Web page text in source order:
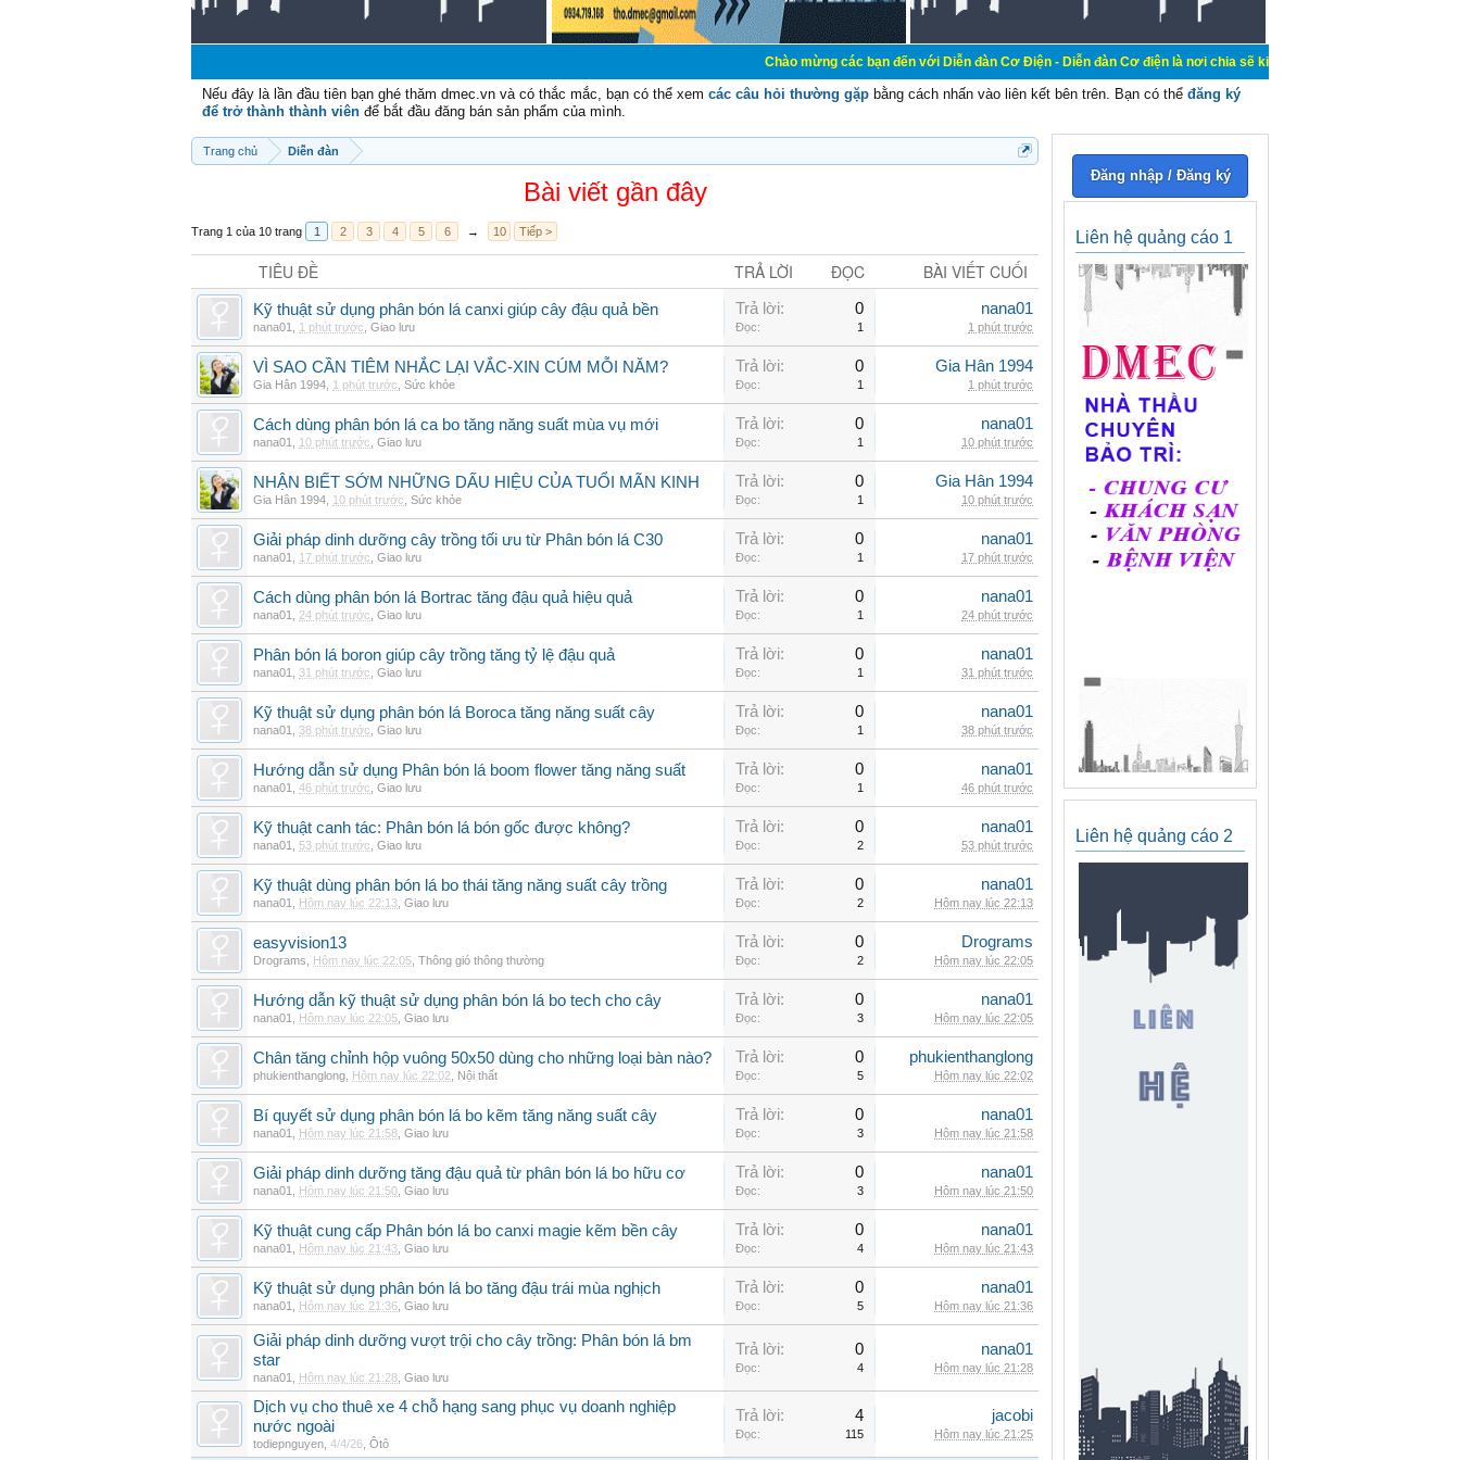
Chào mừng các bạn đến với Diễn đàn Cơ Điện - Diễn đàn Cơ điện là nơi chia sẽ kiến thức kinh nghiệm trong lãnh vực cơ
Nếu đây là lần đầu tiên bạn ghé thăm dmec.vn và có thắc mắc, bạn có thể xem các câu hỏi thường gặp bằng cách nhấn vào liên kết bên trên. Bạn có thể đăng ký
để trở thành thành viên để bắt đầu đăng bán sản phẩm của mình.
Trang chủ Diễn đàn
Bài viết gần đây
Trang 1 của 10 trang 1 2 3 4 5 6 → 10 Tiếp >
TIÊU ĐỀ TRẢ LỜI ĐỌC BÀI VIẾT CUỐI
Kỹ thuật sử dụng phân bón lá canxi giúp cây đậu quả bền
nana01 1 phút trước Giao lưu
Trả lời: 0
Đọc: 1
nana01
1 phút trước
VÌ SAO CẦN TIÊM NHẮC LẠI VẮC-XIN CÚM MỖI NĂM?
Gia Hân 1994 1 phút trước Sức khỏe
Trả lời: 0
Đọc: 1
Gia Hân 1994
1 phút trước
Cách dùng phân bón lá ca bo tăng năng suất mùa vụ mới
nana01 10 phút trước Giao lưu
Trả lời: 0
Đọc: 1
nana01
10 phút trước
NHẬN BIẾT SỚM NHỮNG DẤU HIỆU CỦA TUỔI MÃN KINH
Gia Hân 1994 10 phút trước Sức khỏe
Trả lời: 0
Đọc: 1
Gia Hân 1994
10 phút trước
Giải pháp dinh dưỡng cây trồng tối ưu từ Phân bón lá C30
nana01 17 phút trước Giao lưu
Trả lời: 0
Đọc: 1
nana01
17 phút trước
Cách dùng phân bón lá Bortrac tăng đậu quả hiệu quả
nana01 24 phút trước Giao lưu
Trả lời: 0
Đọc: 1
nana01
24 phút trước
Phân bón lá boron giúp cây trồng tăng tỷ lệ đậu quả
nana01 31 phút trước Giao lưu
Trả lời: 0
Đọc: 1
nana01
31 phút trước
Kỹ thuật sử dụng phân bón lá Boroca tăng năng suất cây
nana01 38 phút trước Giao lưu
Trả lời: 0
Đọc: 1
nana01
38 phút trước
Hướng dẫn sử dụng Phân bón lá boom flower tăng năng suất
nana01 46 phút trước Giao lưu
Trả lời: 0
Đọc: 1
nana01
46 phút trước
Kỹ thuật canh tác: Phân bón lá bón gốc được không?
nana01 53 phút trước Giao lưu
Trả lời: 0
Đọc: 2
nana01
53 phút trước
Kỹ thuật dùng phân bón lá bo thái tăng năng suất cây trồng
nana01 Hôm nay lúc 22:13 Giao lưu
Trả lời: 0
Đọc: 2
nana01
Hôm nay lúc 22:13
easyvision13
Drograms Hôm nay lúc 22:05 Thông gió thông thường
Trả lời: 0
Đọc: 2
Drograms
Hôm nay lúc 22:05
Hướng dẫn kỹ thuật sử dụng phân bón lá bo tech cho cây
nana01 Hôm nay lúc 22:05 Giao lưu
Trả lời: 0
Đọc: 3
nana01
Hôm nay lúc 22:05
Chân tăng chỉnh hộp vuông 50x50 dùng cho những loại bàn nào?
phukienthanglong Hôm nay lúc 22:02 Nội thất
Trả lời: 0
Đọc: 5
phukienthanglong
Hôm nay lúc 22:02
Bí quyết sử dụng phân bón lá bo kẽm tăng năng suất cây
nana01 Hôm nay lúc 21:58 Giao lưu
Trả lời: 0
Đọc: 3
nana01
Hôm nay lúc 21:58
Giải pháp dinh dưỡng tăng đậu quả từ phân bón lá bo hữu cơ
nana01 Hôm nay lúc 21:50 Giao lưu
Trả lời: 0
Đọc: 3
nana01
Hôm nay lúc 21:50
Kỹ thuật cung cấp Phân bón lá bo canxi magie kẽm bền cây
nana01 Hôm nay lúc 21:43 Giao lưu
Trả lời: 0
Đọc: 4
nana01
Hôm nay lúc 21:43
Kỹ thuật sử dụng phân bón lá bo tăng đậu trái mùa nghịch
nana01 Hôm nay lúc 21:36 Giao lưu
Trả lời: 0
Đọc: 5
nana01
Hôm nay lúc 21:36
Giải pháp dinh dưỡng vượt trội cho cây trồng: Phân bón lá bm
star
nana01 Hôm nay lúc 21:28 Giao lưu
Trả lời: 0
Đọc: 4
nana01
Hôm nay lúc 21:28
Dịch vụ cho thuê xe 4 chỗ hạng sang phục vụ doanh nghiệp
nước ngoài
todiepnguyen 4/4/26 Ôtô
Trả lời: 4
Đọc: 115
jacobi
Hôm nay lúc 21:25
Đăng nhập / Đăng ký
Liên hệ quảng cáo 1
Liên hệ quảng cáo 2